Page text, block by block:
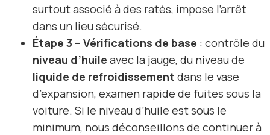
surtout associé à des ratés, impose l’arrêt
dans un lieu sécurisé.
Étape 3 – Vérifications de base : contrôle du
niveau d’huile avec la jauge, du niveau de
liquide de refroidissement dans le vase
d’expansion, examen rapide de fuites sous la
voiture. Si le niveau d’huile est sous le
minimum, nous déconseillons de continuer à